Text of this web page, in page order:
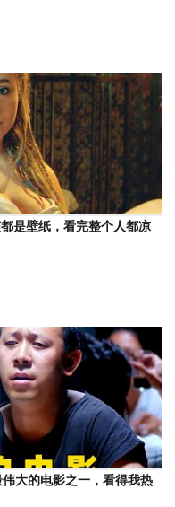
是壁纸，看完整个人都凉
大的电影之一，看得我热